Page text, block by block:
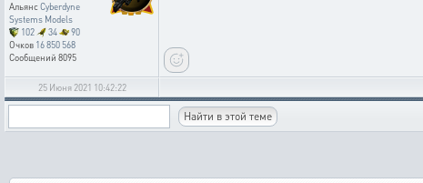
АльянсCyberdyne
Systems Models
102
34
90
Очков 16 850 568
Сообщений 8095
25 Июня 2021 10:42:22